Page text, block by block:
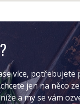
více, potřebujete
jen na něco
a my se vám